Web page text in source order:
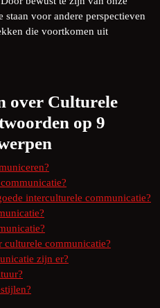
staan voor andere perspectieven
die voortkomen uit
over Culturele
op 9
interculturele communicatie?
culturele communicatie?
zijn er?